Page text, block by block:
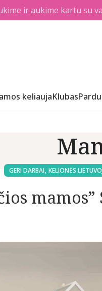
keliaujaKlubas
GERI DARBAI, KELIONĖS
mamos”
ir aukime kartu su